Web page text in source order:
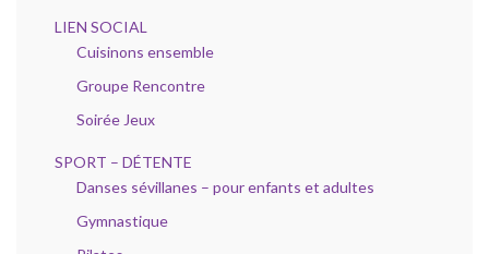
LIEN SOCIAL
Cuisinons ensemble
Groupe Rencontre
Soirée Jeux
SPORT – DÉTENTE
Danses sévillanes – pour enfants et adultes
Gymnastique